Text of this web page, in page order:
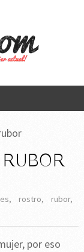
, rostro, rubor,
por eso